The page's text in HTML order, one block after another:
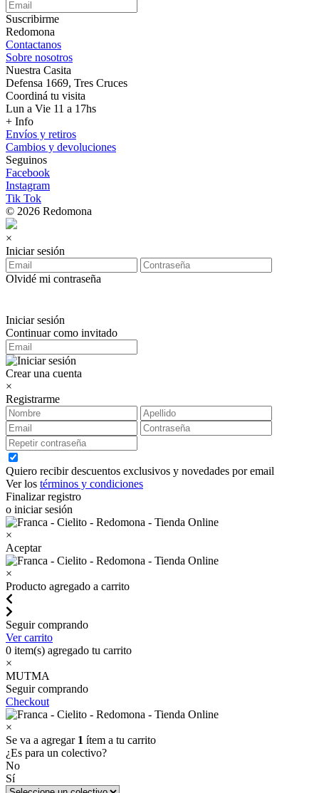
Suscribirme
Redomona
Contactanos
Sobre nosotros
Nuestra Casita
Defensa 1669, Tres Cruces
Coordiná tu visita
Lun a Vie 11 a 17hs
+ Info
Envíos y retiros
Cambios y devoluciones
Seguinos
Facebook
Instagram
Tik Tok
© 2026 Redomona
×
Iniciar sesión
Olvidé mi contraseña
Iniciar sesión
Continuar como invitado
Crear una cuenta
×
Registrarme
Quiero recibir descuentos exclusivos y novedades por email
Ver los términos y condiciones
Finalizar registro
o iniciar sesión
×
Aceptar
×
Producto agregado a carrito
Seguir comprando
Ver carrito
0 item(s) agregado tu carrito
×
MUTMA
Seguir comprando
Checkout
×
Se va a agregar 1 ítem a tu carrito
¿Es para un colectivo?
No
Sí